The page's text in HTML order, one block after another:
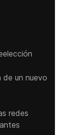
de un nuevo
redes